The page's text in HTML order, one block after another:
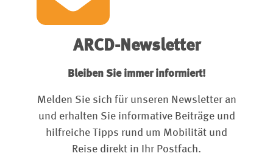
ARCD-Newsletter
Bleiben Sie immer informiert!
Melden Sie sich für unseren Newsletter an
und erhalten Sie informative Beiträge und
hilfreiche Tipps rund um Mobilität und
Reise direkt in Ihr Postfach.